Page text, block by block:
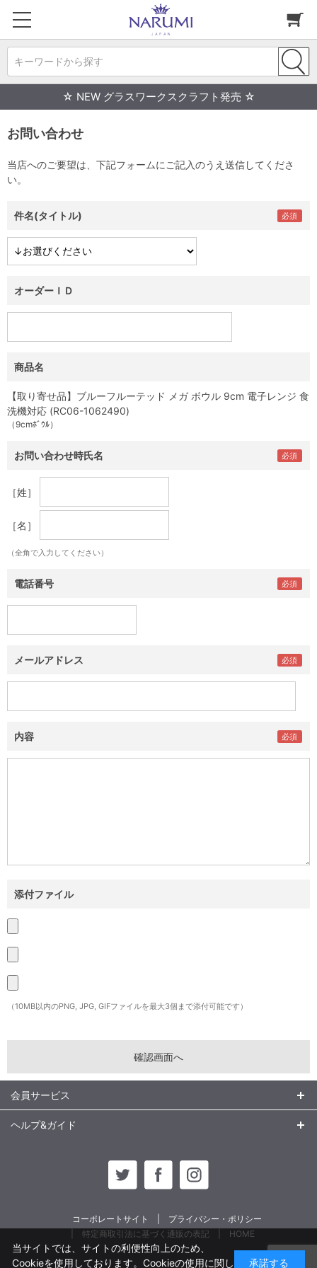
キーワードから探す
☆ NEW グラスワークスクラフト発売 ☆
お問い合わせ
当店へのご要望は、下記フォームにご記入のうえ送信してくださ
い。
件名(タイトル)
オーダーＩＤ
商品名
【取り寄せ品】ブルーフルーテッド メガ ボウル 9cm 電子レンジ 食
洗機対応 (RC06-1062490)
（9cmﾎﾞｳﾙ）
お問い合わせ時氏名
［姓］
［名］
（全角で入力してください）
電話番号
メールアドレス
内容
添付ファイル
（10MB以内のPNG, JPG, GIFファイルを最大3個まで添付可能です）
会員サービス
ヘルプ&ガイド
コーポレートサイト
プライバシー・ポリシー
特定商取引法に基づく通販の表記
HOME
当サイトでは、サイトの利便性向上のため、
Cookieを使用しております。Cookieの使用に関し
承諾する